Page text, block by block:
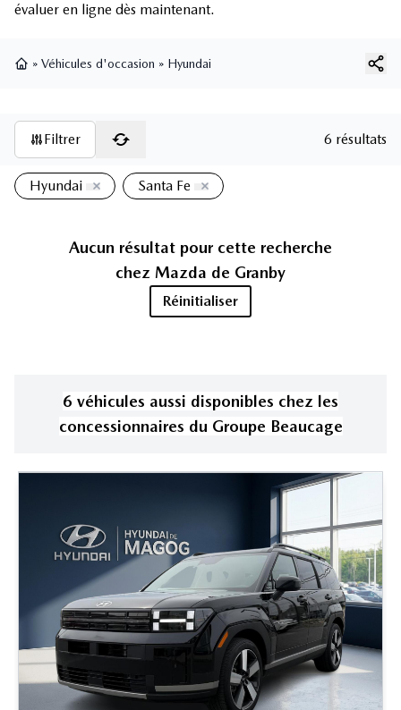
évaluer en ligne dès maintenant.
» Véhicules d'occasion » Hyundai
Filtrer 6 résultats
Hyundai Santa Fe
Aucun résultat pour cette recherche
chez Mazda de Granby
Réinitialiser
6 véhicules aussi disponibles chez les
concessionnaires du Groupe Beaucage